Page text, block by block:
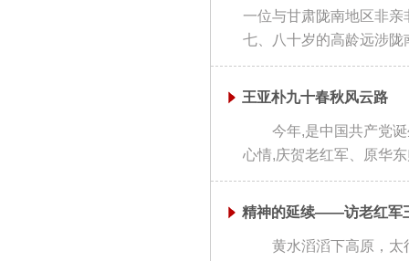
一位与甘肃陇南地区非
七、八十岁的高龄远涉
王亚朴九十春秋风云路
今年,是中国共产党诞
心情,庆贺老红军、原华
精神的延续——访老红军
黄水滔滔下高原，太